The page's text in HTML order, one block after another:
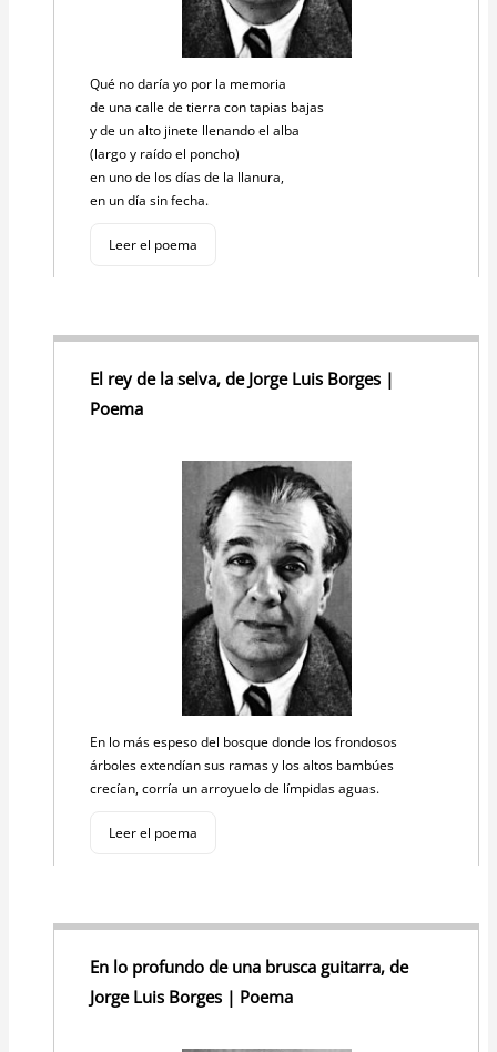
Qué no daría yo por la memoria
de una calle de tierra con tapias bajas
y de un alto jinete llenando el alba
(largo y raído el poncho)
en uno de los días de la llanura,
en un día sin fecha.
Leer el poema
El rey de la selva, de Jorge Luis Borges |
Poema
En lo más espeso del bosque donde los frondosos
árboles extendían sus ramas y los altos bambúes
crecían, corría un arroyuelo de límpidas aguas.
Leer el poema
En lo profundo de una brusca guitarra, de
Jorge Luis Borges | Poema